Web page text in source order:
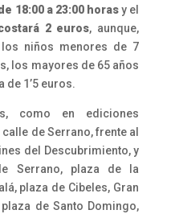
18:00 a 23:00 horasy el
2 euros, aunque,
niños menores de 7
los mayores de 65 años
1’5 euros.
como en ediciones
de Serrano, frente al
del Descubrimiento, y
Serrano, plaza de la
plaza de Cibeles, Gran
de Santo Domingo,